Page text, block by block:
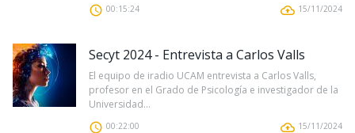
00:15:24 15/11/2024
Secyt 2024 - Entrevista a Carlos Valls
El equipo de iradio UCAM entrevista a Carlos Valls,
profesor en el Grado de Psicología e investigador de la
Universidad...
00:22:00 15/11/2024